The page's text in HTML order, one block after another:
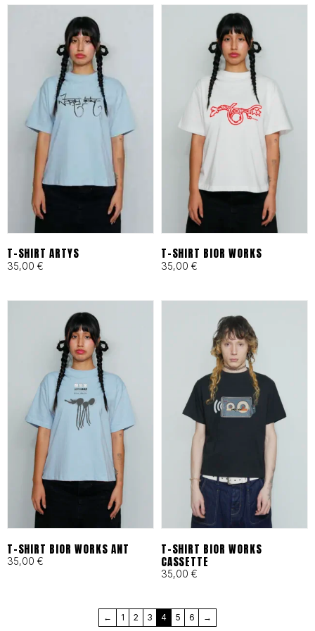
Barcelona.
ESPECIFICACIONES DE
IDENTIDAD
Tejidos Heavyweight:
Materiales técnicos y
naturales seleccionados por
su resistencia al desgaste
Producción Local:
Diseñado
en Barcelona bajo principios
de moda ética y
responsable desde 1993.
Cortes Funcionales:
Ergonomía pensada para
skaters, artistas y mentes
activas que exigen libertad
total.
MÁS QUE UNA MARCA, UN
T-SHIRT ARTYS
35,00 €
T-SHIRT BIOR WORKS
35,00 €
T-SHIRT BIOR WORKS ANT
35,00 €
T-SHIRT BIOR WORKS
CASSETTE
35,00 €
← 1 2 3 4 5 6 →